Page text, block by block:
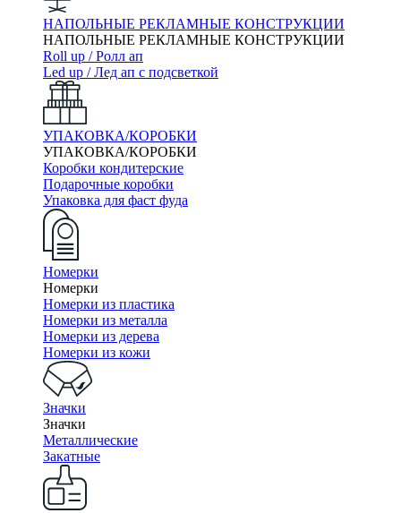
НАПОЛЬНЫЕ РЕКЛАМНЫЕ КОНСТРУКЦИИ
НАПОЛЬНЫЕ РЕКЛАМНЫЕ КОНСТРУКЦИИ
Roll up / Ролл ап
Led up / Лед ап с подсветкой
УПАКОВКА/КОРОБКИ
УПАКОВКА/КОРОБКИ
Коробки кондитерские
Подарочные коробки
Упаковка для фаст фуда
Номерки
Номерки
Номерки из пластика
Номерки из металла
Номерки из дерева
Номерки из кожи
Значки
Значки
Металлические
Закатные